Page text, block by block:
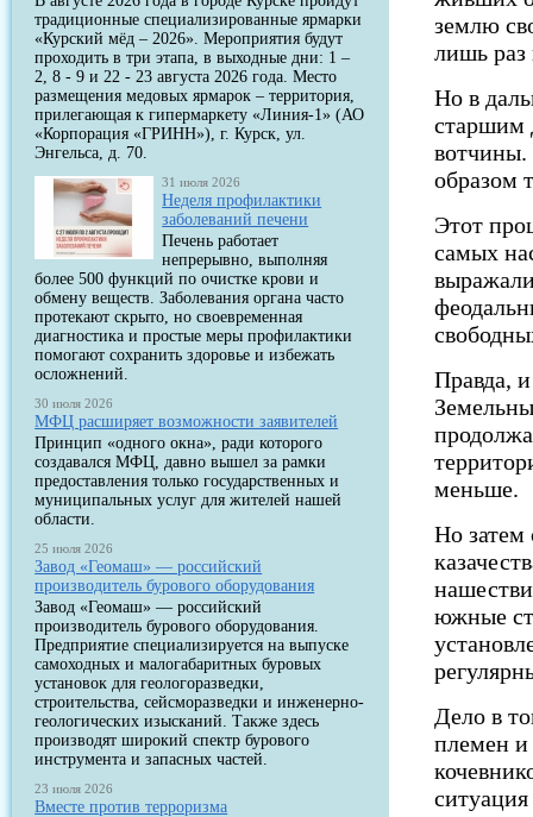
традиционные специализированные ярмарки
«Курский мёд – 2026». Мероприятия будут
проходить в три этапа, в выходные дни: 1 –
2, 8 - 9 и 22 - 23 августа 2026 года. Место
размещения медовых ярмарок – территория,
прилегающая к гипермаркету «Линия-1» (АО
«Корпорация «ГРИНН»), г. Курск, ул.
Энгельса, д. 70.
31 июля 2026
Неделя профилактики
заболеваний печени
Печень работает
непрерывно, выполняя
более 500 функций по очистке крови и
обмену веществ. Заболевания органа часто
протекают скрыто, но своевременная
диагностика и простые меры профилактики
помогают сохранить здоровье и избежать
осложнений.
30 июля 2026
МФЦ расширяет возможности заявителей
Принцип «одного окна», ради которого
создавался МФЦ, давно вышел за рамки
предоставления только государственных и
муниципальных услуг для жителей нашей
области.
25 июля 2026
Завод «Геомаш» — российский
производитель бурового оборудования
Завод «Геомаш» — российский
производитель бурового оборудования.
Предприятие специализируется на выпуске
самоходных и малогабаритных буровых
установок для геологоразведки,
строительства, сейсморазведки и инженерно-
геологических изысканий. Также здесь
производят широкий спектр бурового
инструмента и запасных частей.
23 июля 2026
Вместе против терроризма
землю
лишь раз
Но в
старшим
вотчины.
образом
Этот
самых
Правда,
меньше.
Но затем
южные
Дело в
племен и